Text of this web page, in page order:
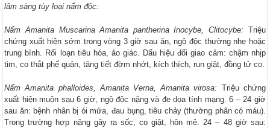
lâm sàng tùy loại nấm độc:
Nấm Amanita Muscarina Amanita pantherina Inocybe, Clitocybe: Triệu
chứng xuất hiện sớm trong vòng 3 giờ sau ăn, ngộ độc thường nhẹ hoặc
trung bình. Rối loạn tiêu hóa, ảo giác. Dấu hiệu đối giao cảm: chậm nhịp
tim, co thắt phế quản, tăng tiết đờm nhớt, kích thích, run giật, đồng tử co.
Nấm Amanita phalloides, Amanita Verna, Amanita virosa: Triệu chứng
xuất hiện muộn sau 6 giờ, ngộ độc nặng và đe dọa tính mạng. 6 – 24 giờ
sau ăn: bệnh nhân bị ói mửa, đau bụng, tiêu chảy (thường phân có máu).
Trong trường hợp nặng gây ra sốc, co giật, hôn mê. 24 – 48 giờ sau: